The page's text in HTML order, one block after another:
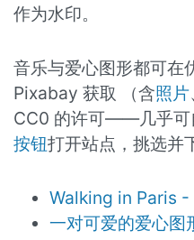
作为水印。
音乐与爱心图形都可在
Pixabay 获取 （含照片
CC0 的许可——几乎可
按钮打开站点，挑选并
Walking in Paris -
一对可爱的爱心图